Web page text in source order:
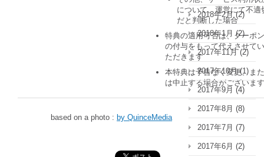
について、運営にて不適
だと判断した場合
特典の適用可否は、クーポン
の付与をもって代えさせてい
ただきます
本特典は予告なく変更、また
は中止する場合がございます
based on a photo : by QuinceMedia
2018年2月(2)
2018年1月 (2)
2017年11月(2)
2017年10月(1)
2017年9月 (4)
2017年8月 (8)
2017年7月 (7)
2017年6月 (2)